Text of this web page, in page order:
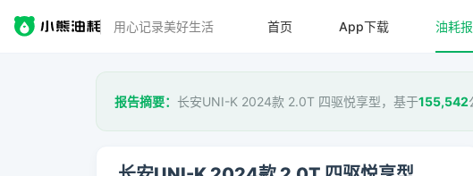
用心记录美好生活 首页 App下载 油耗
报告摘要： 长安UNI-K 2024款 2.0T 四驱悦享型，基于155,542